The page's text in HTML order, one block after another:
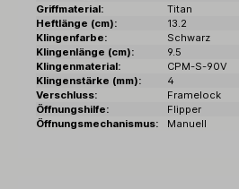
Griffmaterial:
Titan
Heftlänge (cm):
13.2
Klingenfarbe:
Schwarz
Klingenlänge (cm):
9.5
Klingenmaterial:
CPM-S-90V
Klingenstärke (mm):
4
Verschluss:
Framelock
Öffnungshilfe:
Flipper
Öffnungsmechanismus:
Manuell